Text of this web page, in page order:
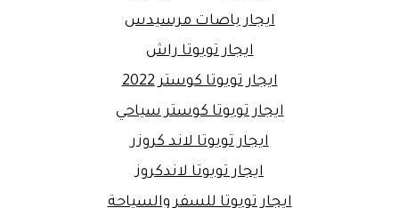
ايجار باصات مرسيدس
ايجار تويوتا راش
ايجار تويوتا كوستر 2022
ايجار تويوتا كوستر سياحي
ايجار تويوتا لاند كروزر
ايجار تويوتا لاندكروز
ايجار تويوتا للسفر والسياحة